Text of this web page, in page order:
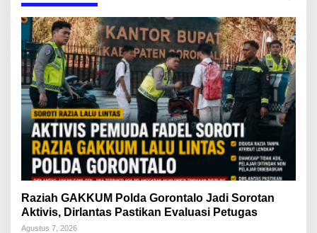
Raziah GAKKUM Polda Gorontalo Jadi Sorotan
Aktivis, Dirlantas Pastikan Evaluasi Petugas
Agustus 7, 2026